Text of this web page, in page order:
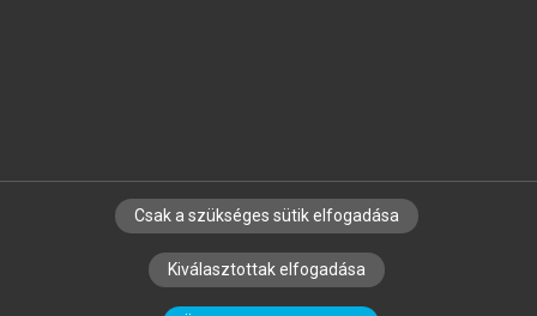
SZERZŐKNEK CÉGEKNEK KÖNYVTÁROSOKNAK
SZERKESZTÉSI ÉS LEKTORÁLÁSI ALAPELVEK
Csak a szükséges sütik elfogadása
Kiválasztottak elfogadása